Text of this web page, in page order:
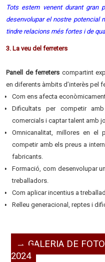
Tots estem venent durant gran
desenvolupar el nostre potencial
tindre relacions més fortes i de
3. La veu del ferreters
Panell de ferreters compartint
en diferents àmbits d’interès pel
Com ens afecta
Dificultats per competir
comercials i captar talent amb
Omnicanalitat, millores en el
competir amb els preus a
fabricants.
Formació, com desenvolupar
treballadors.
Com aplicar incentius a
Relleu generacional, reptes i
→ GALERIA DE
2024